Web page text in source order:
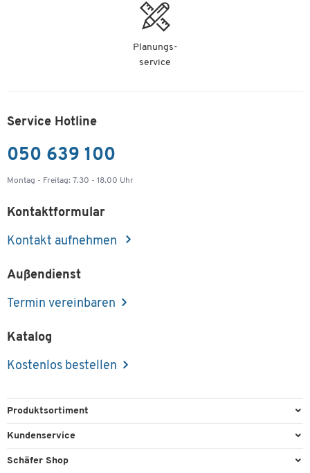
Planungs-
service
Service Hotline
050 639 100
Montag - Freitag: 7.30 - 18.00 Uhr
Kontaktformular
Kontakt aufnehmen
Außendienst
Termin vereinbaren
Katalog
Kostenlos bestellen
Produktsortiment
Büroausstattung
Kundenservice
Direktbestellung
Schäfer Shop